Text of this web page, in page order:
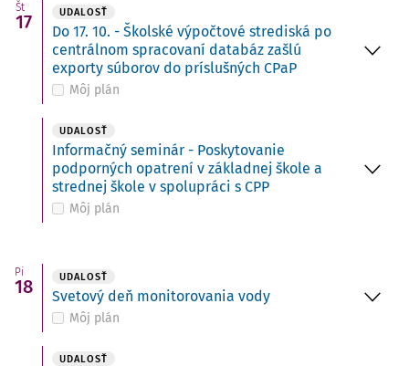
Št
17 UDALOSŤ
Do 17. 10. - Školské výpočtové strediská po
centrálnom spracovaní databáz zašlú
exporty súborov do príslušných CPaP
Môj plán
UDALOSŤ
Informačný seminár - Poskytovanie
podporných opatrení v základnej škole a
strednej škole v spolupráci s CPP
Môj plán
Pi
18 UDALOSŤ
Svetový deň monitorovania vody
Môj plán
UDALOSŤ